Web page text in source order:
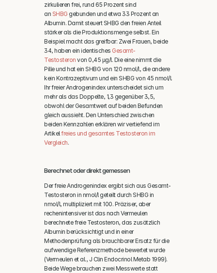
zirkulieren frei, rund 65 Prozent sind
an SHBG gebunden und etwa 33 Prozent an
Albumin. Damit steuert SHBG den freien Anteil
stärker als die Produktionsmenge selbst. Ein
Beispiel macht das greifbar: Zwei Frauen, beide
34, haben ein identisches Gesamt-
Testosteron von 0,45 µg/l. Die eine nimmt die
Pille und hat ein SHBG von 120 nmol/l, die andere
kein Kontrazeptivum und ein SHBG von 45 nmol/l.
Ihr freier Androgenindex unterscheidet sich um
mehr als das Doppelte, 1,3 gegenüber 3,5,
obwohl der Gesamtwert auf beiden Befunden
gleich aussieht. Den Unterschied zwischen
beiden Kennzahlen erklären wir vertiefend im
Artikel freies und gesamtes Testosteron im
Vergleich.
Berechnet oder direkt gemessen
Der freie Androgenindex ergibt sich aus Gesamt-
Testosteron in nmol/l geteilt durch SHBG in
nmol/l, multipliziert mit 100. Präziser, aber
rechenintensiver ist das nach Vermeulen
berechnete freie Testosteron, das zusätzlich
Albumin berücksichtigt und in einer
Methodenprüfung als brauchbarer Ersatz für die
aufwendige Referenzmethode bewertet wurde
(Vermeulen et al., J Clin Endocrinol Metab 1999).
Beide Wege brauchen zwei Messwerte statt